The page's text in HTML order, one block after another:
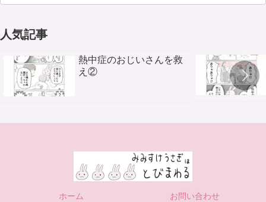
人気記事
熱中症のおじいさんを救
え②
ホーム お問い合わせ